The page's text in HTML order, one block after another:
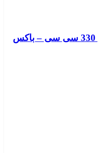
موهیتو گلابی لایمون فرش 330 سی سی – باکس